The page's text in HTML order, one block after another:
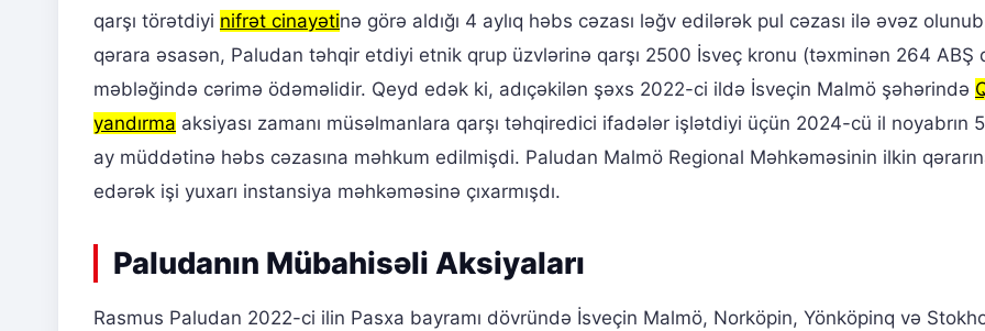
qarşı törətdiyi nifrət cinayətinə görə aldığı 4 aylıq həbs cəzası ləğv edilərək pul cəzası ilə əvəz
qərara əsasən, Paludan təhqir etdiyi etnik qrup üzvlərinə qarşı 2500 İsveç kronu (təxminən 264 ABŞ
məbləğində cərimə ödəməlidir. Qeyd edək ki, adıçəkilən şəxs 2022-ci ildə İsveçin Malmö şəhərində
yandırma aksiyası zamanı müsəlmanlara qarşı təhqiredici ifadələr işlətdiyi üçün 2024-cü il noyabrın
ay müddətinə həbs cəzasına məhkum edilmişdi. Paludan Malmö Regional Məhkəməsinin ilkin
edərək işi yuxarı instansiya məhkəməsinə çıxarmışdı.
Paludanın Mübahisəli Aksiyaları
Rasmus Paludan 2022-ci ilin Pasxa bayramı dövründə İsveçin Malmö, Norköpin, Yönköpinq və